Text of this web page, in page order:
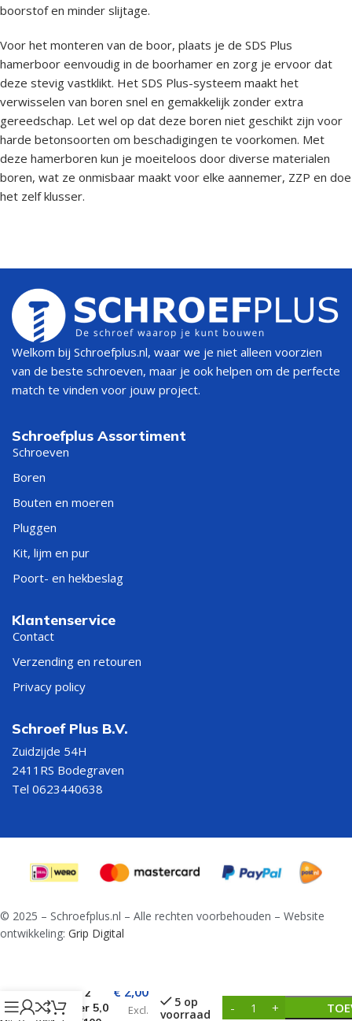
boorstof en minder slijtage.
Voor het monteren van de boor, plaats je de SDS Plus
hamerboor eenvoudig in de boorhamer en zorg je ervoor dat
deze stevig vastklikt. Het SDS Plus-systeem maakt het
verwisselen van boren snel en gemakkelijk zonder extra
gereedschap. Let wel op dat deze boren niet geschikt zijn voor
harde betonsoorten om beschadigingen te voorkomen. Met
deze hamerboren kun je moeiteloos door diverse materialen
boren, wat ze onmisbaar maakt voor elke aannemer, ZZP en doe
het zelf klusser.
Welkom bij Schroefplus.nl, waar we je niet alleen voorzien
van de beste schroeven, maar je ook helpen om de perfecte
match te vinden voor jouw project.
Schroefplus Assortiment
Schroeven
Boren
Bouten en moeren
Pluggen
Kit, lijm en pur
Poort- en hekbeslag
Klantenservice
Contact
Verzending en retouren
Privacy policy
Schroef Plus B.V.
Zuidzijde 54H
2411RS Bodegraven
Tel 0623440638
© 2025 – Schroefplus.nl – Alle rechten voorbehouden – Website
ontwikkeling: Grip Digital
SDS+ 2
Snijder 5,0
€ 2,00
Excl.
5 op
voorraad